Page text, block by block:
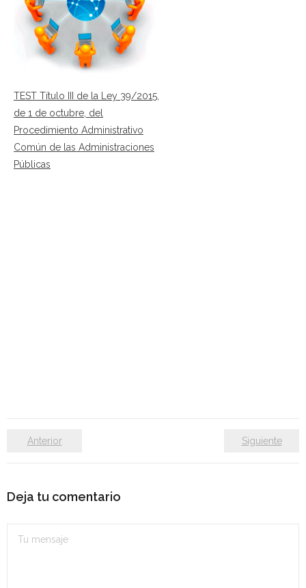
TEST Título III de la Ley 39/2015,
de 1 de octubre, del
Procedimiento Administrativo
Común de las Administraciones
Públicas
Anterior Siguiente
Deja tu comentario